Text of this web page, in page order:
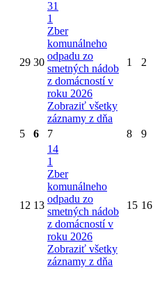
29 30
31
1
Zber
komunálneho
odpadu zo
smetných nádob
z domácností v
roku 2026
Zobraziť všetky
záznamy z dňa
1 2
5 6 7 8 9
12 13
14
1
Zber
komunálneho
odpadu zo
smetných nádob
z domácností v
roku 2026
Zobraziť všetky
záznamy z dňa
15 16